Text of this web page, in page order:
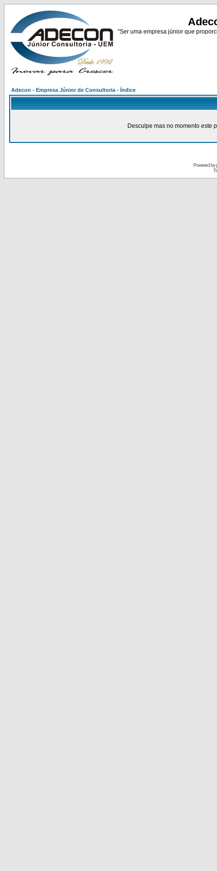
"Ser uma empresa júnior que
Adecon - Empresa Júnior de Consultoria - Índice
Desculpe mas no momento este
Powered by